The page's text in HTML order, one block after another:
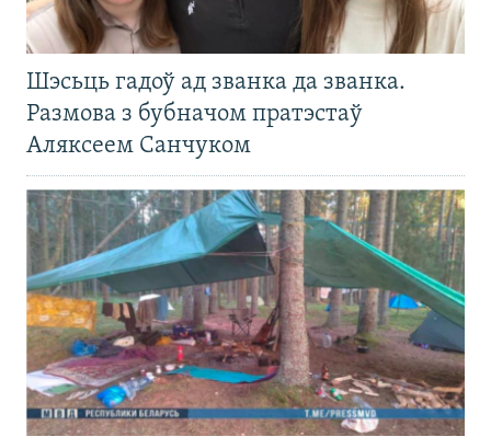
Шэсьць гадоў ад званка да званка.
Размова з бубначом пратэстаў
Аляксеем Санчуком